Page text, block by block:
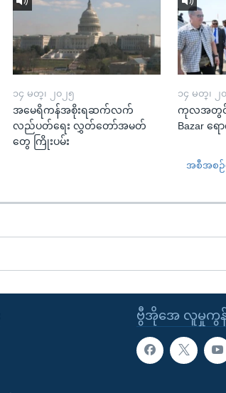
၁၄ မတ္၊ ၂၀၂၅
အမေရိကန်အစိုးရဆက်လက်
လည်ပတ်ရေး လွှတ်တော်အမတ်
တွေ ကြိုးပမ်း
၁၄ မတ္၊ ၂
ကုလအတွင်း
Bazar ရေ
အစီအစဉ်
ဗွီအိုအေ လူမှုကွန်